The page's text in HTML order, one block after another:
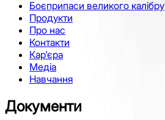
Боєприпаси великого калібру
Продукти
Про нас
Контакти
Кар'єра
Медіа
Навчання
Документи